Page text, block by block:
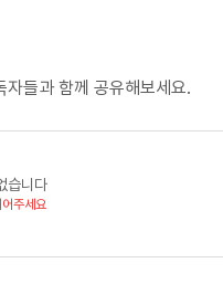
들과 함께 공유해보세요.
습니다
주세요